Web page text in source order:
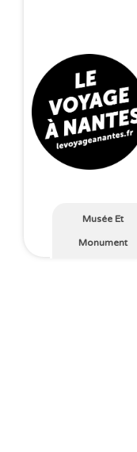
Musée Et
Monument